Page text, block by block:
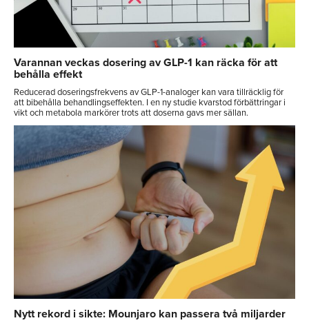
Varannan veckas dosering av GLP-1 kan räcka för att
behålla effekt
Reducerad doseringsfrekvens av GLP-1-analoger kan vara tillräcklig för
att bibehålla behandlingseffekten. I en ny studie kvarstod förbättringar i
vikt och metabola markörer trots att doserna gavs mer sällan.
Nytt rekord i sikte: Mounjaro kan passera två miljarder